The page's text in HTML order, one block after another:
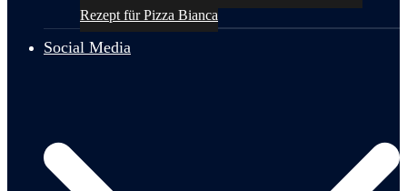
Rezept für Pizza Bianca
Social Media